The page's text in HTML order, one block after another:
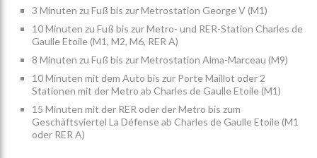
3 Minuten zu Fuß bis zur Metrostation George V (M1)
10 Minuten zu Fuß bis zur Metro- und RER-Station Charles de
Gaulle Etoile (M1, M2, M6, RER A)
8 Minuten zu Fuß bis zur Metrostation Alma-Marceau (M9)
10 Minuten mit dem Auto bis zur Porte Maillot oder 2
Stationen mit der Metro ab Charles de Gaulle Etoile (M1)
15 Minuten mit der RER oder der Metro bis zum
Geschäftsviertel La Défense ab Charles de Gaulle Etoile (M1
oder RER A)